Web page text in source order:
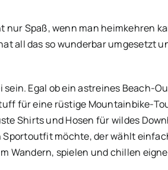
nur Spaß, wenn man heimkehren
all das so wunderbar umgesetzt
Egal ob ein astreines Beach-
für eine rüstige Mountainbike-
Shirts und Hosen für wildes
Sportoutfit möchte, der wählt
Wandern, spielen und chillen